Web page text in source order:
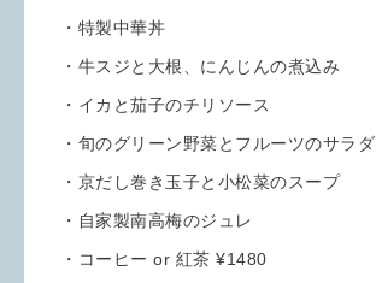
・特製中華丼
・牛スジと大根、にんじんの煮込み
・イカと茄子のチリソース
・旬のグリーン野菜とフルーツのサラダ
・京だし巻き玉子と小松菜のスープ
・自家製南高梅のジュレ
・コーヒー or 紅茶 ¥1480